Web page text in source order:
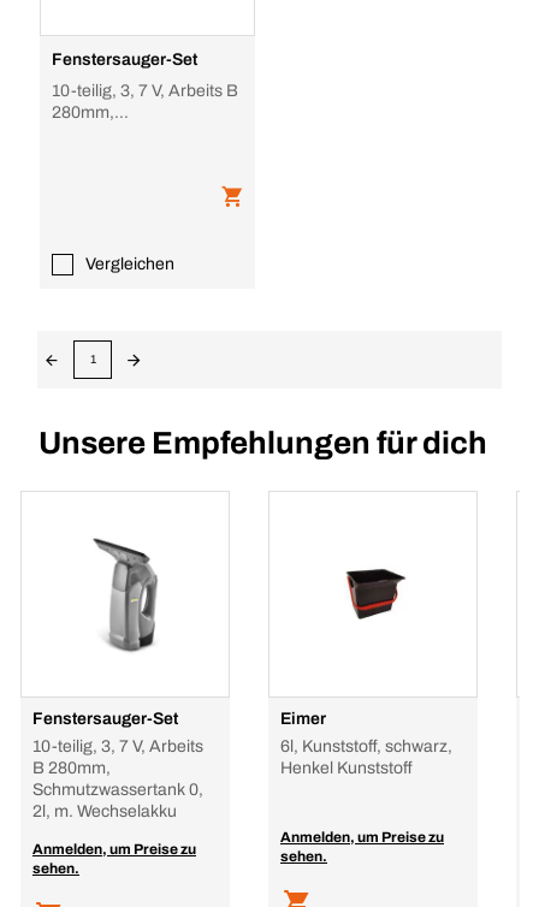
Fenstersauger-Set
10-teilig, 3, 7 V, Arbeits B
280mm,
Vergleichen
1
Unsere Empfehlungen für dich
Fenstersauger-Set
10-teilig, 3, 7 V, Arbeits
B 280mm,
Schmutzwassertank 0,
2l, m. Wechselakku
Anmelden, um Preise zu
sehen.
Eimer
6l, Kunststoff, schwarz,
Henkel Kunststoff
Anmelden, um Preise zu
sehen.